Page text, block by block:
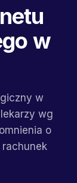
w
w
wg
o